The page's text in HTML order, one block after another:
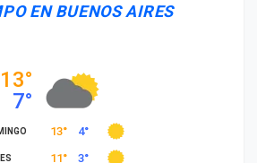
EN BUENOS AIRES